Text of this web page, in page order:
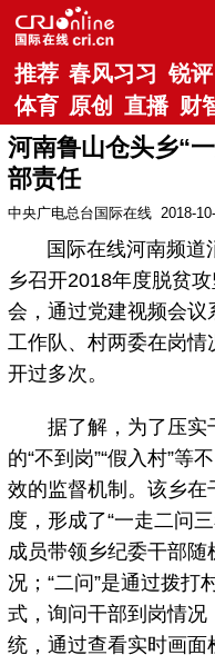
推荐 春风习习 锐评
体育 原创 直播 财
河南鲁山仓头乡“
部责任
中央广电总台国际在线 2018-
国际在线河南频道
乡召开2018年度脱贫
会，通过党建视频会
工作队、村两委在岗
开过多次。
据了解，为了压实
的“不到岗”“假入村”等
效的监督机制。该乡在
度，形成了“一走二问
成员带领乡纪委干部
况；“二问”是通过拨打
式，询问干部到岗情况
统，通过查看实时画面